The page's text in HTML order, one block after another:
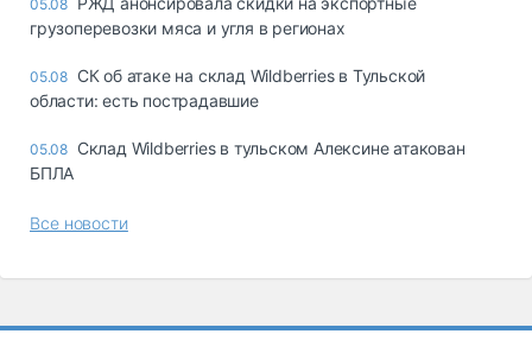
05.08
грузоперевозки мяса и угля в регионах
05.08 СК об атаке на склад Wildberries в Тульской
области: есть пострадавшие
05.08 Склад Wildberries в тульском Алексине атакован
БПЛА
Все новости